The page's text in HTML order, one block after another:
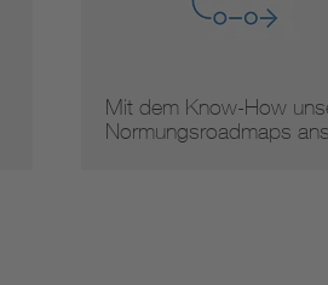
Mit dem Know-How
Normungsroadmaps